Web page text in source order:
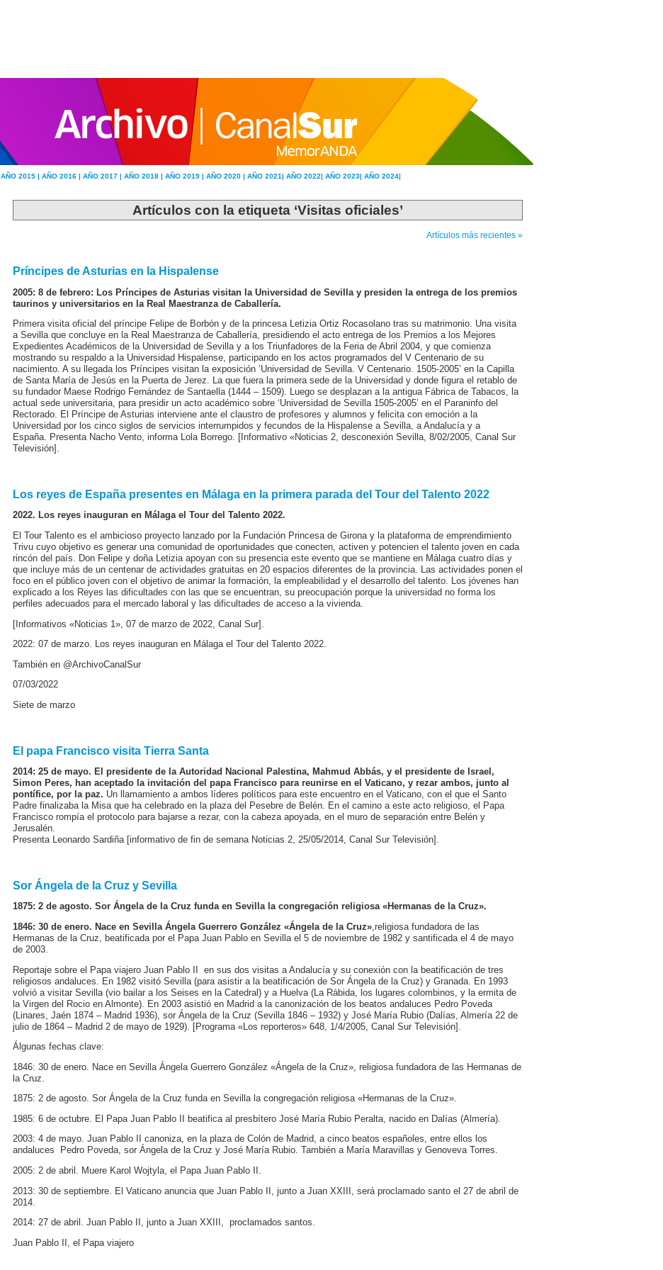
AÑO 2015 | AÑO 2016 | AÑO 2017 | AÑO 2018 | AÑO 2019 | AÑO 2020 | AÑO 2021| AÑO 2022| AÑO 2023| AÑO 2024|
Artículos con la etiqueta ‘Visitas oficiales’
Artículos más recientes »
Príncipes de Asturias en la Hispalense
2005: 8 de febrero: Los Príncipes de Asturias visitan la Universidad de Sevilla y presiden la entrega de los premios
taurinos y universitarios en la Real Maestranza de Caballería.
Primera visita oficial del príncipe Felipe de Borbón y de la princesa Letizia Ortiz Rocasolano tras su matrimonio. Una visita
a Sevilla que concluye en la Real Maestranza de Caballería, presidiendo el acto entrega de los Premios a los Mejores
Expedientes Académicos de la Universidad de Sevilla y a los Triunfadores de la Feria de Abril 2004, y que comienza
mostrando su respaldo a la Universidad Hispalense, participando en los actos programados del V Centenario de su
nacimiento. A su llegada los Príncipes visitan la exposición ‘Universidad de Sevilla. V Centenario. 1505-2005’ en la Capilla
de Santa María de Jesús en la Puerta de Jerez. La que fuera la primera sede de la Universidad y donde figura el retablo de
su fundador Maese Rodrigo Fernández de Santaella (1444 – 1509). Luego se desplazan a la antigua Fábrica de Tabacos, la
actual sede universitaria, para presidir un acto académico sobre ‘Universidad de Sevilla 1505-2005’ en el Paraninfo del
Rectorado. El Príncipe de Asturias interviene ante el claustro de profesores y alumnos y felicita con emoción a la
Universidad por los cinco siglos de servicios interrumpidos y fecundos de la Hispalense a Sevilla, a Andalucía y a
España. Presenta Nacho Vento, informa Lola Borrego. [Informativo «Noticias 2, desconexión Sevilla, 8/02/2005, Canal Sur
Televisión].
Los reyes de España presentes en Málaga en la primera parada del Tour del Talento 2022
2022. Los reyes inauguran en Málaga el Tour del Talento 2022.
El Tour Talento es el ambicioso proyecto lanzado por la Fundación Princesa de Girona y la plataforma de emprendimiento
Trivu cuyo objetivo es generar una comunidad de oportunidades que conecten, activen y potencien el talento joven en cada
rincón del país. Don Felipe y doña Letizia apoyan con su presencia este evento que se mantiene en Málaga cuatro días y
que incluye más de un centenar de actividades gratuitas en 20 espacios diferentes de la provincia. Las actividades ponen el
foco en el público joven con el objetivo de animar la formación, la empleabilidad y el desarrollo del talento. Los jóvenes han
explicado a los Reyes las dificultades con las que se encuentran, su preocupación porque la universidad no forma los
perfiles adecuados para el mercado laboral y las dificultades de acceso a la vivienda.
[Informativos «Noticias 1», 07 de marzo de 2022, Canal Sur].
2022: 07 de marzo. Los reyes inauguran en Málaga el Tour del Talento 2022.
También en @ArchivoCanalSur
07/03/2022
Siete de marzo
El papa Francisco visita Tierra Santa
2014: 25 de mayo. El presidente de la Autoridad Nacional Palestina, Mahmud Abbás, y el presidente de Israel,
Simon Peres, han aceptado la invitación del papa Francisco para reunirse en el Vaticano, y rezar ambos, junto al
pontífice, por la paz. Un llamamiento a ambos líderes políticos para este encuentro en el Vaticano, con el que el Santo
Padre finalizaba la Misa que ha celebrado en la plaza del Pesebre de Belén. En el camino a este acto religioso, el Papa
Francisco rompía el protocolo para bajarse a rezar, con la cabeza apoyada, en el muro de separación entre Belén y
Jerusalén.
Presenta Leonardo Sardiña [informativo de fin de semana Noticias 2, 25/05/2014, Canal Sur Televisión].
Sor Ángela de la Cruz y Sevilla
1875: 2 de agosto. Sor Ángela de la Cruz funda en Sevilla la congregación religiosa «Hermanas de la Cruz».
1846: 30 de enero. Nace en Sevilla Ángela Guerrero González «Ángela de la Cruz»,religiosa fundadora de las
Hermanas de la Cruz, beatificada por el Papa Juan Pablo en Sevilla el 5 de noviembre de 1982 y santificada el 4 de mayo
de 2003.
Reportaje sobre el Papa viajero Juan Pablo II en sus dos visitas a Andalucía y su conexión con la beatificación de tres
religiosos andaluces. En 1982 visitó Sevilla (para asistir a la beatificación de Sor Ángela de la Cruz) y Granada. En 1993
volvió a visitar Sevilla (vio bailar a los Seises en la Catedral) y a Huelva (La Rábida, los lugares colombinos, y la ermita de
la Virgen del Rocio en Almonte). En 2003 asistió en Madrid a la canonización de los beatos andaluces Pedro Poveda
(Linares, Jaén 1874 – Madrid 1936), sor Ángela de la Cruz (Sevilla 1846 – 1932) y José María Rubio (Dalías, Almería 22 de
julio de 1864 – Madrid 2 de mayo de 1929). [Programa «Los reporteros» 648, 1/4/2005, Canal Sur Televisión].
Álgunas fechas clave:
1846: 30 de enero. Nace en Sevilla Ángela Guerrero González «Ángela de la Cruz», religiosa fundadora de las Hermanas de
la Cruz.
1875: 2 de agosto. Sor Ángela de la Cruz funda en Sevilla la congregación religiosa «Hermanas de la Cruz».
1985: 6 de octubre. El Papa Juan Pablo II beatifica al presbítero José María Rubio Peralta, nacido en Dalías (Almería).
2003: 4 de mayo. Juan Pablo II canoniza, en la plaza de Colón de Madrid, a cinco beatos españoles, entre ellos los
andaluces Pedro Poveda, sor Ángela de la Cruz y José María Rubio. También a María Maravillas y Genoveva Torres.
2005: 2 de abril. Muere Karol Wojtyla, el Papa Juan Pablo II.
2013: 30 de septiembre. El Vaticano anuncia que Juan Pablo II, junto a Juan XXIII, será proclamado santo el 27 de abril de
2014.
2014: 27 de abril. Juan Pablo II, junto a Juan XXIII, proclamados santos.
Juan Pablo II, el Papa viajero